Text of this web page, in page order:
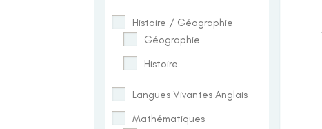
Histoire / Géographie
Géographie
Histoire
Langues Vivantes Anglais
Mathématiques